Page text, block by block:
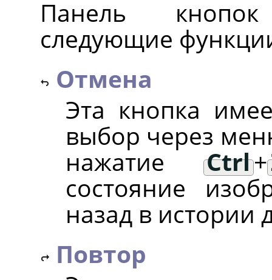
Панель
следующие
Отмена
Эта кнопка
выбор через
нажатие
Ctrl+
состояние
назад в истории
Повтор